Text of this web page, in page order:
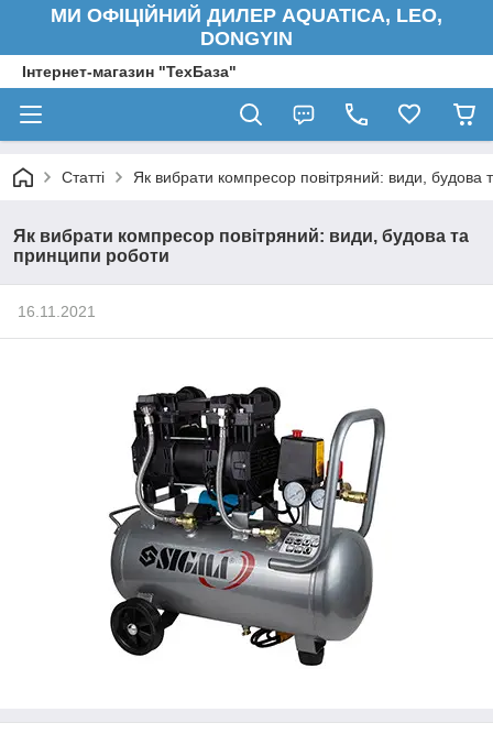
МИ ОФІЦІЙНИЙ ДИЛЕР AQUATICA, LEO,
DONGYIN
Інтернет-магазин "ТехБаза"
Статті Як вибрати компресор повітряний: види, будова
Як вибрати компресор повітряний: види, будова та
принципи роботи
16.11.2021